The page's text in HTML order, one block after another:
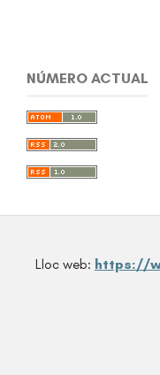
NÚMERO ACTUAL
Lloc web: https://